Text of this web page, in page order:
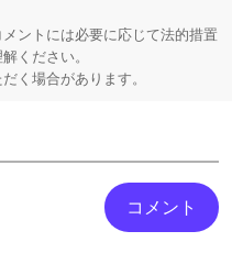
ントには必要に応じて法的措置
ください。
く場合があります。